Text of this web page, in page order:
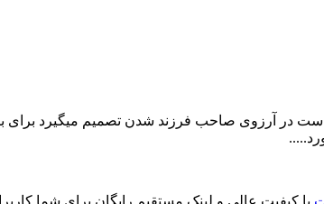
در آرزوی صاحب فرزند شدن تصمیم میگیرد برای
با کیفیت عالی و لینک مستقیم رایگان برای شما